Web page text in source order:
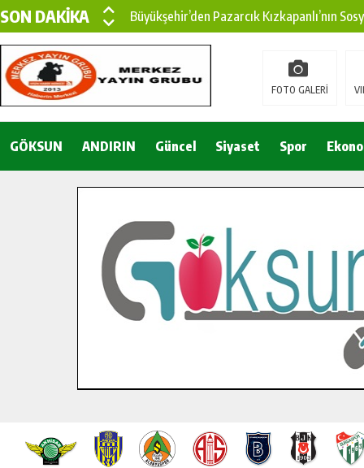
SON DAKİKA
Büyükşehir’den Pazarcık Kızkapanlı’nın
Büyükşehir’den Pazarcık Kırsalına Modern
Çin’den KSÜ’ye Uluslararası Başarı:
Gençler Pusula Maraş Kampında Yeni
İlçe Jandarma Komutanı Karakaya’dan
Bertiz’in Yeni Köprüsünde Sona Doğru.
FOTO GALERİ
GÖKSUN ANDIRIN Güncel Siyaset Spor